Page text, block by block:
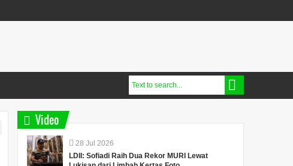
Video
28 Jul 2026
LDII: Sofiadi Raih Dua Rekor MURI Lewat